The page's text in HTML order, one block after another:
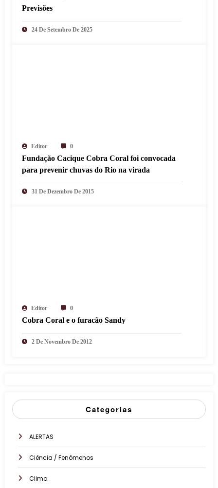
Previsões
24 De Setembro De 2025
Editor 0
Fundação Cacique Cobra Coral foi convocada
para prevenir chuvas do Rio na virada
31 De Dezembro De 2015
Editor 0
Cobra Coral e o furacão Sandy
2 De Novembro De 2012
Categorias
ALERTAS
Ciência / Fenômenos
Clima